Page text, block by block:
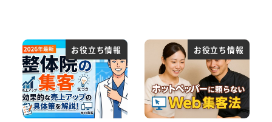
お役立ち情報 お役立ち情報